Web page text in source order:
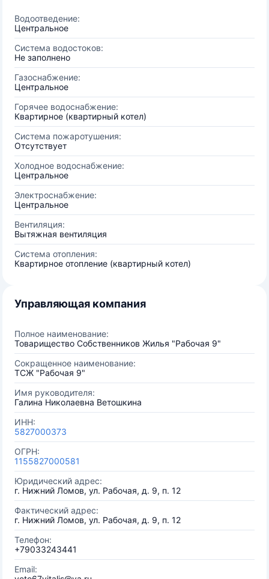
Водоотведение:
Центральное
Система водостоков:
Не заполнено
Газоснабжение:
Центральное
Горячее водоснабжение:
Квартирное (квартирный котел)
Система пожаротушения:
Отсутствует
Холодное водоснабжение:
Центральное
Электроснабжение:
Центральное
Вентиляция:
Вытяжная вентиляция
Система отопления:
Квартирное отопление (квартирный котел)
Управляющая компания
Полное наименование:
Товарищество Собственников Жилья "Рабочая 9"
Сокращенное наименование:
ТСЖ "Рабочая 9"
Имя руководителя:
Галина Николаевна Ветошкина
ИНН:
5827000373
ОГРН:
1155827000581
Юридический адрес:
г. Нижний Ломов, ул. Рабочая, д. 9, п. 12
Фактический адрес:
г. Нижний Ломов, ул. Рабочая, д. 9, п. 12
Телефон:
+79033243441
Email: